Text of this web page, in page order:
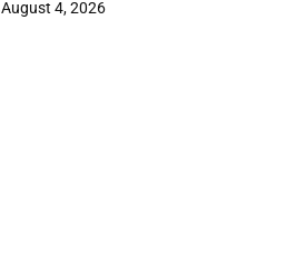
August 4, 2026